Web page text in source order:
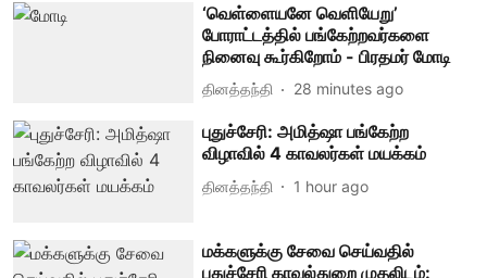
‘வெள்ளையனே வெளியேறு’
போராட்டத்தில் பங்கேற்றவர்களை
நினைவு கூர்கிறோம் - பிரதமர் மோடி
தினத்தந்தி 28 minutes ago
புதுச்சேரி: அமித்ஷா பங்கேற்ற
விழாவில் 4 காவலர்கள் மயக்கம்
தினத்தந்தி 1 hour ago
மக்களுக்கு சேவை செய்வதில்
புதுச்சேரி காவல்துறை முதலிடம்: